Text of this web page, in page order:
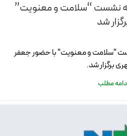
نشست “سلامت و معنویت”
شد
"سلامت و معنویت" با حضور جعفر
برگزار شد.
مطلب